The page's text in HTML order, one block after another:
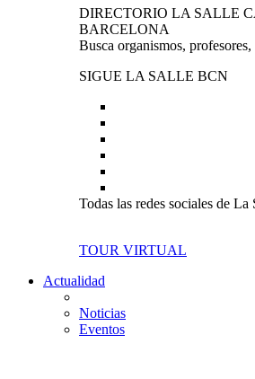
DIRECTORIO LA SALLE
BARCELONA
Busca organismos,
SIGUE LA SALLE BCN
Todas las redes sociales de
TOUR VIRTUAL
Actualidad
Noticias
Eventos